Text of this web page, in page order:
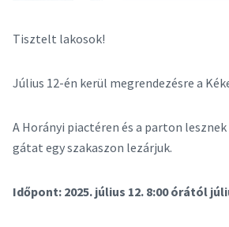
Tisztelt lakosok!
Július 12-én kerül megrendezésre a
A Horányi piactéren és a parton
gátat egy szakaszon lezárjuk.
Időpont: 2025. július 12. 8:00 órától